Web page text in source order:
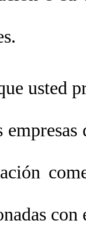
usted